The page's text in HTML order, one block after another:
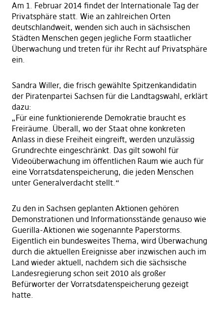
Am 1. Februar 2014 findet der Internationale Tag der
Privatsphäre statt. Wie an zahlreichen Orten
deutschlandweit, wenden sich auch in sächsischen
Städten Menschen gegen jegliche Form staatlicher
Überwachung und treten für ihr Recht auf Privatsphäre
ein.
Sandra Willer, die frisch gewählte Spitzenkandidatin
der Piratenpartei Sachsen für die Landtagswahl, erklärt
dazu:
„Für eine funktionierende Demokratie braucht es
Freiräume. Überall, wo der Staat ohne konkreten
Anlass in diese Freiheit eingreift, werden unzulässig
Grundrechte eingeschränkt. Das gilt sowohl für
Videoüberwachung im öffentlichen Raum wie auch für
eine Vorratsdatenspeicherung, die jeden Menschen
unter Generalverdacht stellt.“
Zu den in Sachsen geplanten Aktionen gehören
Demonstrationen und Informationsstände genauso wie
Guerilla-Aktionen wie sogenannte Paperstorms.
Eigentlich ein bundesweites Thema, wird Überwachung
durch die aktuellen Ereignisse aber inzwischen auch im
Land wieder aktuell, nachdem sich die sächsische
Landesregierung schon seit 2010 als großer
Befürworter der Vorratsdatenspeicherung gezeigt
hatte.